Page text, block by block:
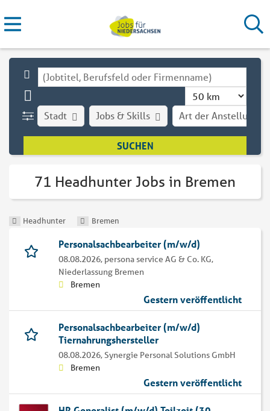
Stadt Art der Anstellung
Jobs & Skills
71 Headhunter Jobs in Bremen
Headhunter Bremen
Personalsachbearbeiter (m/w/d)
08.08.2026, persona service AG & Co. KG,
Niederlassung Bremen
Bremen
Gestern veröffentlicht
Personalsachbearbeiter (m/w/d)
Tiernahrungshersteller
08.08.2026,Synergie Personal Solutions GmbH
Bremen
Gestern veröffentlicht